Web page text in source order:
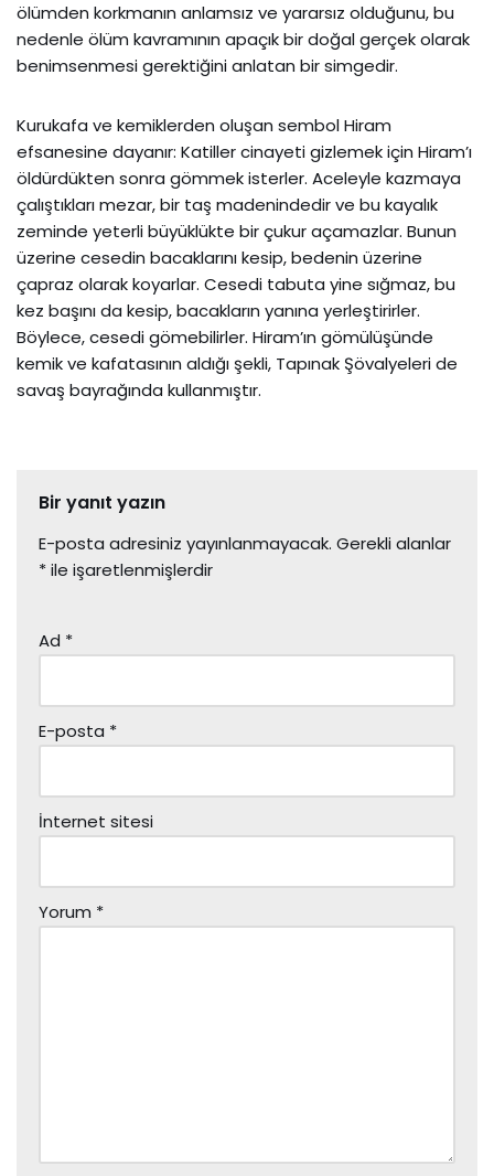
ölümden korkmanın anlamsız ve yararsız olduğunu, bu
nedenle ölüm kavramının apaçık bir doğal gerçek olarak
benimsenmesi gerektiğini anlatan bir simgedir.
Kurukafa ve kemiklerden oluşan sembol Hiram
efsanesine dayanır: Katiller cinayeti gizlemek için Hiram’ı
öldürdükten sonra gömmek isterler. Aceleyle kazmaya
çalıştıkları mezar, bir taş madenindedir ve bu kayalık
zeminde yeterli büyüklükte bir çukur açamazlar. Bunun
üzerine cesedin bacaklarını kesip, bedenin üzerine
çapraz olarak koyarlar. Cesedi tabuta yine sığmaz, bu
kez başını da kesip, bacakların yanına yerleştirirler.
Böylece, cesedi gömebilirler. Hiram’ın gömülüşünde
kemik ve kafatasının aldığı şekli, Tapınak Şövalyeleri de
savaş bayrağında kullanmıştır.
Bir yanıt yazın
E-posta adresiniz yayınlanmayacak. Gerekli alanlar
*ile işaretlenmişlerdir
Ad *
E-posta *
İnternet sitesi
Yorum *